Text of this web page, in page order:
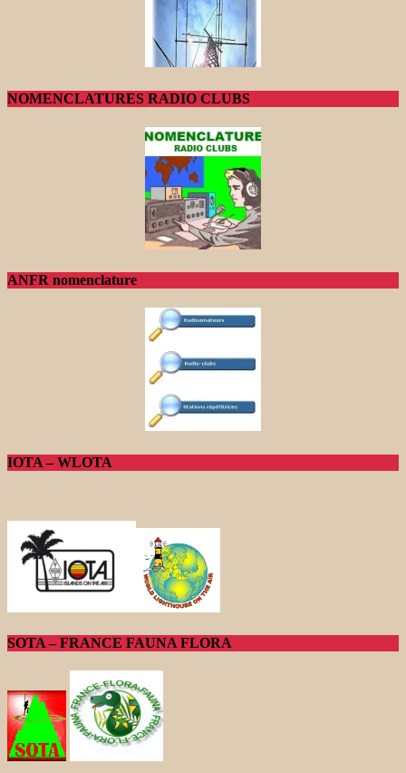
NOMENCLATURES RADIO CLUBS
ANFR nomenclature
IOTA – WLOTA
SOTA – FRANCE FAUNA FLORA